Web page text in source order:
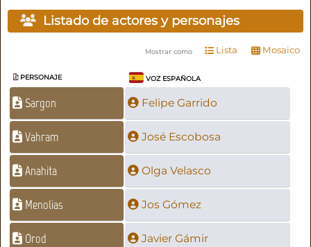
Listado de actores y personajes
Mostrar como Lista Mosaico
PERSONAJE VOZ ESPAÑOLA
Sargon Felipe Garrido
Vahram José Escobosa
Anahita Olga Velasco
Menolias Jos Gómez
Orod Javier Gámir